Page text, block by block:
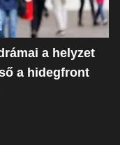
a helyzet
a hidegfront